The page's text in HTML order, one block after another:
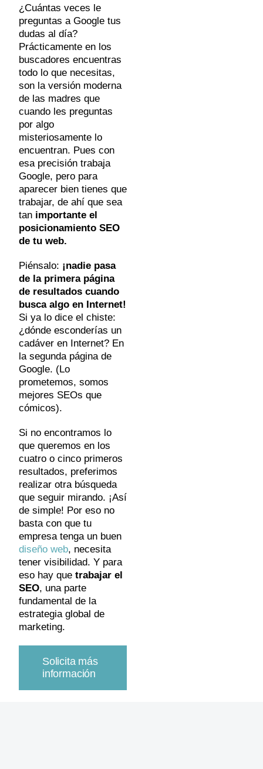
¿Cuántas veces le
preguntas a Google tus
dudas al día?
Prácticamente en los
buscadores encuentras
todo lo que necesitas,
son la versión moderna
de las madres que
cuando les preguntas
por algo
misteriosamente lo
encuentran. Pues con
esa precisión trabaja
Google, pero para
aparecer bien tienes que
trabajar, de ahí que sea
tan importante el
posicionamiento SEO
de tu web.
Piénsalo: ¡nadie pasa
de la primera página
de resultados cuando
busca algo en Internet!
Si ya lo dice el chiste:
¿dónde esconderías un
cadáver en Internet? En
la segunda página de
Google. (Lo
prometemos, somos
mejores SEOs que
cómicos).
Si no encontramos lo
que queremos en los
cuatro o cinco primeros
resultados, preferimos
realizar otra búsqueda
que seguir mirando. ¡Así
de simple! Por eso no
basta con que tu
empresa tenga un buen
diseño web, necesita
tener visibilidad. Y para
eso hay que trabajar el
SEO, una parte
fundamental de la
estrategia global de
marketing.
Solicita más
información